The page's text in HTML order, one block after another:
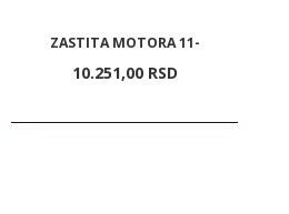
ZASTITA MOTORA 11-
10.251,00 RSD